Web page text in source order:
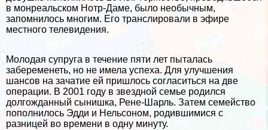
в монреальском Нотр-Даме, было необычным,
запомнилось многим. Его трaнcлировали в эфире
местного телевидения.
Молодая супруга в течение пяти лет пыталась
забеременеть, но не имела успеха. Для улучшения
шансов на зачатие ей пришлось согласиться на две
операции. В 2001 году в звездной семье родился
долгожданный сынишка, Рене-Шарль. Затем семейство
пополнилось Эдди и Нельсоном, родившимися с
разницей во времени в одну минуту.